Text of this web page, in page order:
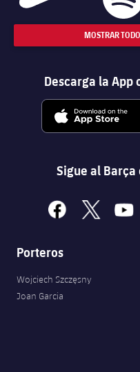
MOSTRAR
Descarga la App
Sigue al
facebook
x
Porteros
Wojciech Szczęsny
Joan Garcia